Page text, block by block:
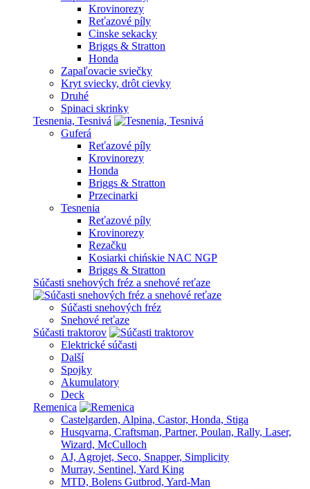
Krovinorezy
Reťazové píly
Cinske sekacky
Briggs & Stratton
Honda
Zapaľovacie sviečky
Kryt sviecky, drôt cievky
Druhé
Spinaci skrinky
Tesnenia, Tesnivá
Guferá
Reťazové píly
Krovinorezy
Honda
Briggs & Stratton
Przecinarki
Tesnenia
Reťazové píly
Krovinorezy
Rezačku
Kosiarki chińskie NAC NGP
Briggs & Stratton
Súčasti snehových fréz a snehové reťaze
Súčasti snehových fréz
Snehové reťaze
Súčasti traktorov
Elektrické súčasti
Další
Spojky
Akumulatory
Deck
Remenica
Castelgarden, Alpina, Castor, Honda, Stiga
Husqvarna, Craftsman, Partner, Poulan, Rally, Laser,
Wizard, McCulloch
AJ, Agrojet, Seco, Snapper, Simplicity
Murray, Sentinel, Yard King
MTD, Bolens Gutbrod, Yard-Man